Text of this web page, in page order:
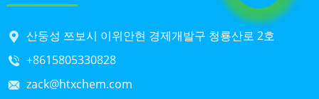
산둥성 쯔보시 이위안현 경제개발구 청룡산로 2호
+8615805330828
zack@htxchem.com